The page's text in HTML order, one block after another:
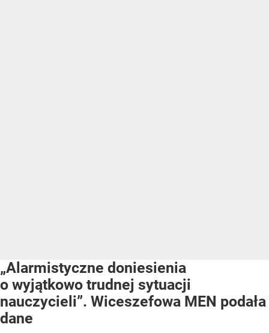
„Alarmistyczne doniesienia
o wyjątkowo trudnej sytuacji
nauczycieli”. Wiceszefowa MEN podała
dane